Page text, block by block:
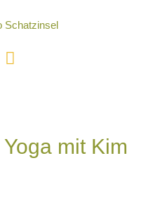
Hauptmenü
mit Kim